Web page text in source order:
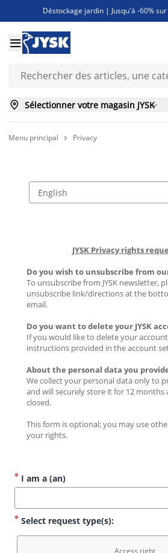
Déstockage jardin | Jusqu'à -60%
Jusqu'à -50% sur une
Découvrez les nouveautés de la

 Sélectionner votre magasin JYSK
Menu principal  Privacy